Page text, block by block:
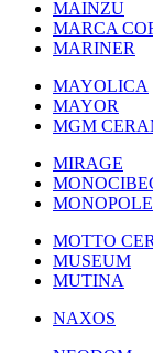
MAINZU
MARCA
MARINER
MAYOLICA
MAYOR
MGM
MIRAGE
MONOPOLE
MOTTO
MUSEUM
MUTINA
NAXOS